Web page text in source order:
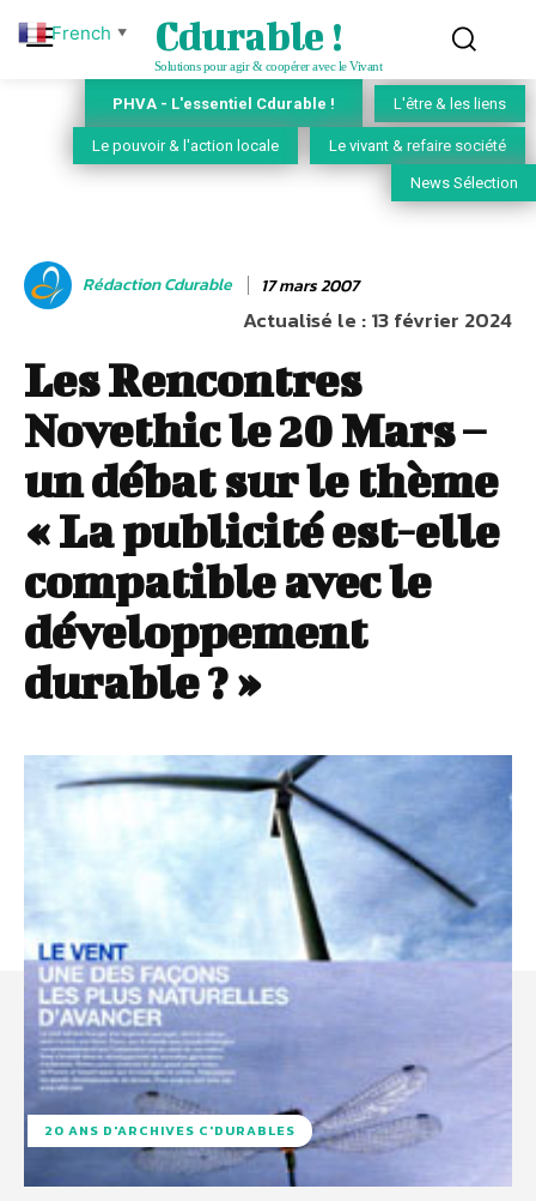
Cdurable !
Solutions pour agir & coopérer avec le Vivant
PHVA - L'essentiel Cdurable ! L'être & les liens
Le pouvoir & l'action locale Le vivant & refaire société
News Sélection
Rédaction Cdurable 17 mars 2007
Actualisé le :13 février 2024
Les Rencontres
Novethic le 20 Mars –
un débat sur le thème
« La publicité est-elle
compatible avec le
développement
durable ? »
20 ANS D'ARCHIVES C'DURABLES
French ▼